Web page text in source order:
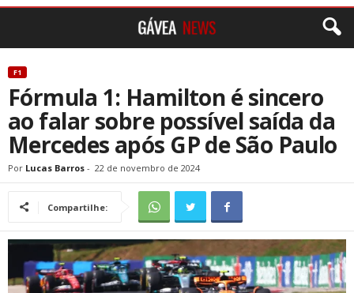
F1
Fórmula 1: Hamilton é sincero
ao falar sobre possível saída da
Mercedes após GP de São Paulo
Por Lucas Barros - 22 de novembro de 2024
Compartilhe: